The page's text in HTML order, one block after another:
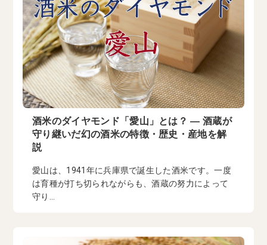
酒米のダイヤモンド「愛山」とは？ ― 酒蔵が
守り継いだ幻の酒米の特徴・歴史・産地を解
説
愛山は、1941年に兵庫県で誕生した酒米です。一度
は育種が打ち切られながらも、酒蔵の努力によって
守り...